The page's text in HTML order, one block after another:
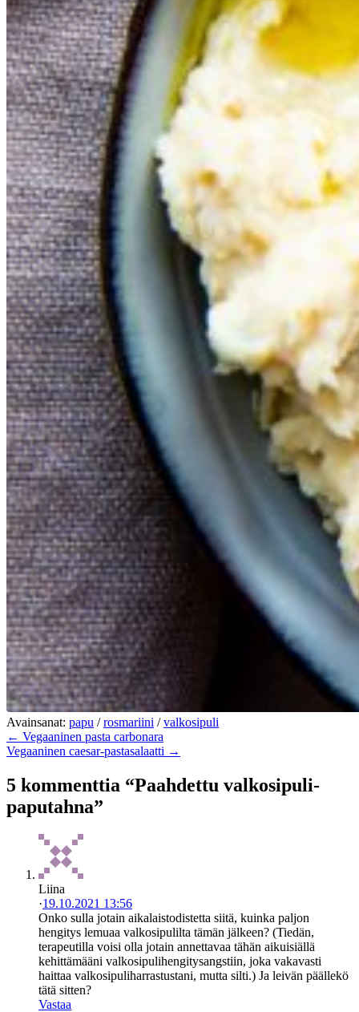
Avainsanat: papu /rosmariini /valkosipuli
← Vegaaninen pasta carbonara
Vegaaninen caesar-pastasalaatti →
5 kommenttia “Paahdettu valkosipuli-
paputahna”
Liina
·19.10.2021 13:56
Onko sulla jotain aikalaistodistetta siitä, kuinka paljon
hengitys lemuaa valkosipulilta tämän jälkeen? (Tiedän,
terapeutilla voisi olla jotain annettavaa tähän aikuisiällä
kehittämääni valkosipulihengitysangstiin, joka vakavasti
haittaa valkosipuliharrastustani, mutta silti.) Ja leivän päällekö
tätä sitten?
Vastaa